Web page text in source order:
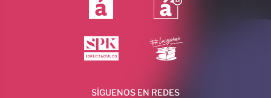
SÍGUENOS EN REDES